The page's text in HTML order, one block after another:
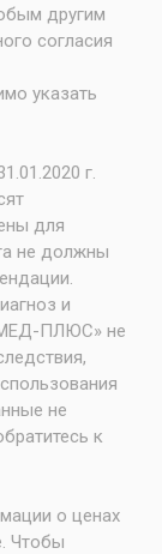
другим
согласия
указать
г.
для
не должны
и
МЕД-ПЛЮС» не
не
к
о ценах
Чтобы